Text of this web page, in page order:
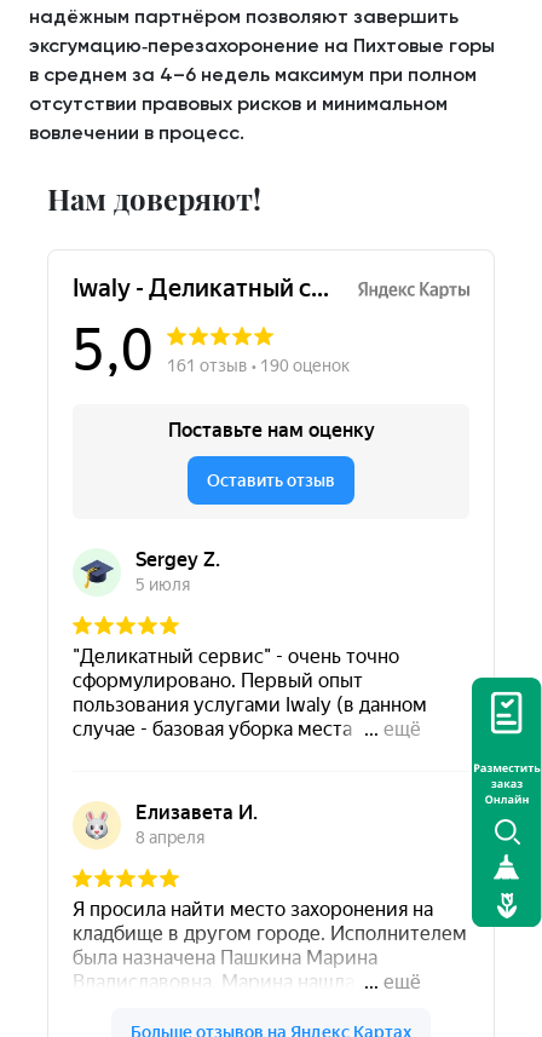
надёжным партнёром позволяют завершить
эксгумацию‑перезахоронение на Пихтовые горы
в среднем за 4–6 недель максимум при полном
отсутствии правовых рисков и минимальном
вовлечении в процесс.
Нам доверяют!